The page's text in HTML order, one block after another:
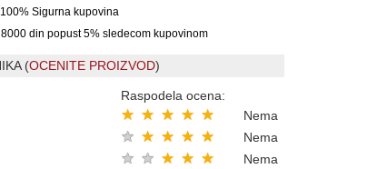
100% Sigurna kupovina
din popust 5% sledecom kupovinom
(OCENITE PROIZVOD)
Raspodela ocena:
★
★
★
★
★ Nema
★
★
★
★
★ Nema
★
★
★
★
★ Nema